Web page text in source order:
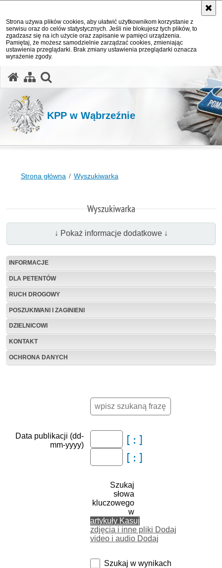
Strona używa plików cookies, aby ułatwić użytkownikom korzystanie z
serwisu oraz do celów statystycznych. Jeśli nie blokujesz tych plików, to
zgadzasz się na ich użycie oraz zapisanie w pamięci urządzenia.
Pamiętaj, że możesz samodzielnie zarządzać cookies, zmieniając
ustawienia przeglądarki. Brak zmiany ustawienia przeglądarki oznacza
wyrażenie zgody.
KPP w Wąbrzeźnie
Strona główna Wyszukiwarka
Wyszukiwarka
↓ Pokaż informacje dodatkowe ↓
INFORMACJE
DLA PETENTÓW
RUCH DROGOWY
POSZUKIWANI I ZAGINIENI
DZIELNICOWI
KONTAKT
OCHRONA DANYCH
Data publikacji (dd-
mm-yyyy)
Szukaj
słowa
kluczowego
w
artykuły Kasuj
zdjęcia i inne pliki Dodaj
video i audio Dodaj
Szukaj w wynikach